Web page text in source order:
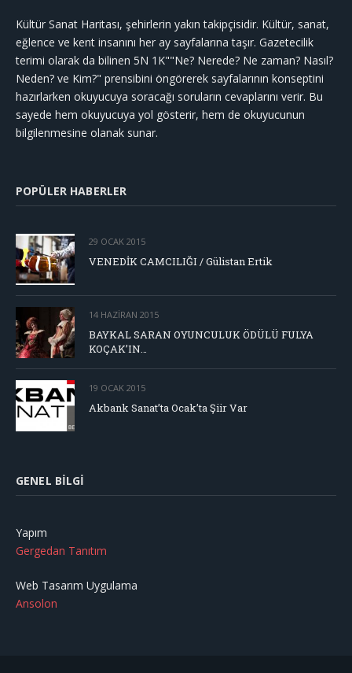
Kültür Sanat Haritası, şehirlerin yakın takipçisidir. Kültür, sanat,
eğlence ve kent insanını her ay sayfalarına taşır. Gazetecilik
terimi olarak da bilinen 5N 1K""Ne? Nerede? Ne zaman? Nasıl?
Neden? ve Kim?" prensibini öngörerek sayfalarının konseptini
hazırlarken okuyucuya soracağı soruların cevaplarını verir. Bu
sayede hem okuyucuya yol gösterir, hem de okuyucunun
bilgilenmesine olanak sunar.
POPÜLER HABERLER
29 OCAK 2015
VENEDİK CAMCILIĞI / Gülistan Ertik
14 HAZIRAN 2015
BAYKAL SARAN OYUNCULUK ÖDÜLÜ FULYA
KOÇAK’IN…
19 OCAK 2015
Akbank Sanat’ta Ocak’ta Şiir Var
GENEL BILGI
Yapım
Gergedan Tanıtım
Web Tasarım Uygulama
Ansolon